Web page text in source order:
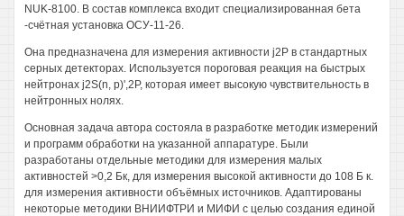
NUK-8100. В состав комплекса входит специализированная бета
-счётная установка ОСУ-11-26.
Она предназначена для измерения активности j2P в стандартных
серных детекторах. Используется пороговая реакция на быстрых
нейтронах j2S(n, р)',2Р, которая имеет высокую чувствительность в
нейтронных нолях.
Основная задача автора состояла в разработке методик измерений
и программ обработки на указанной аппаратуре. Были
разработаны отдельные методики для измерения малых
активностей >0,2 Бк, для измерения высокой активности до 108 Б к.
для измерения активности объёмных источников. Адаптированы
некоторые методики ВНИИФТРИ и МИФИ с целью создания единой